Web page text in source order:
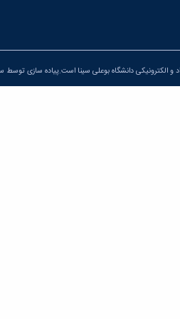
و الکترونیکی دانشگاه بوعلی سینا است.پیاده سازی توسط